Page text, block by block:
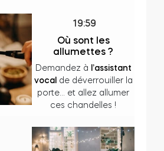
Tedee GO2
Acheter
19:59
Où sont les
allumettes ?
Demandez à
l’assistant
vocal de déverrouiller la
porte… et allez allumer
ces chandelles !